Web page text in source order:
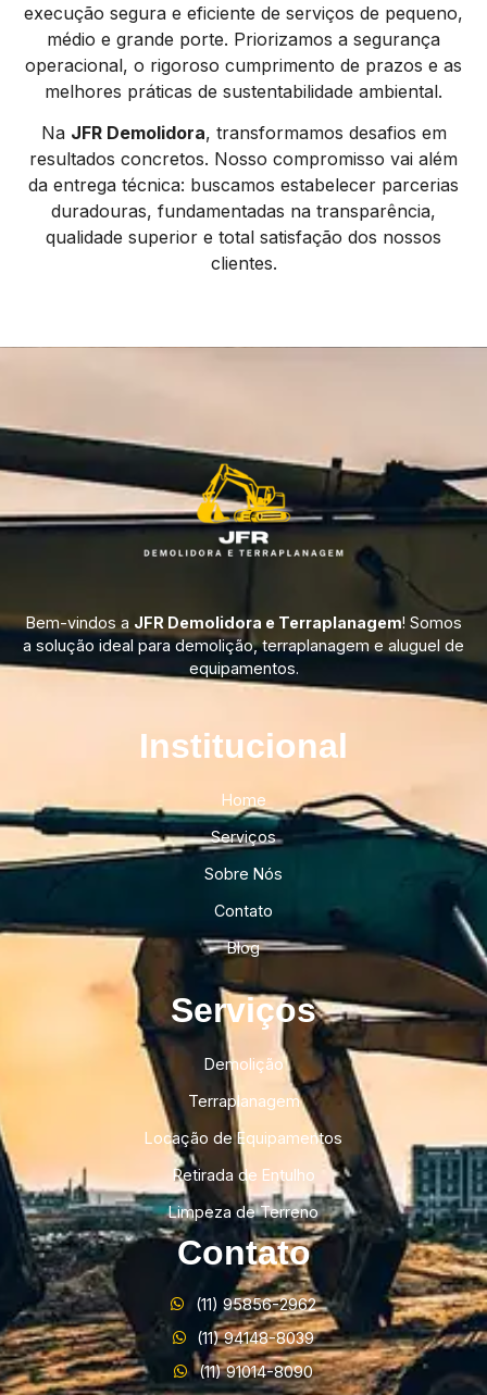
execução segura e eficiente de serviços de pequeno,
médio e grande porte. Priorizamos a segurança
operacional, o rigoroso cumprimento de prazos e as
melhores práticas de sustentabilidade ambiental.
Na JFR Demolidora, transformamos desafios em
resultados concretos. Nosso compromisso vai além
da entrega técnica: buscamos estabelecer parcerias
duradouras, fundamentadas na transparência,
qualidade superior e total satisfação dos nossos
clientes.
Bem-vindos a JFR Demolidora e Terraplanagem! Somos
a solução ideal para demolição, terraplanagem e aluguel de
equipamentos.
Institucional​
Home
Serviços
Sobre Nós
Contato
Blog
Serviços
Demolição
Terraplanagem
Locação de Equipamentos
Retirada de Entulho
Limpeza de Terreno
Contato
(11) 95856-2962
(11) 94148-8039
(11) 91014-8090